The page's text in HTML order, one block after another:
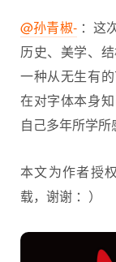
@孙青椒-：这
历史、美学、
一种从无生有
在对字体本身
自己多年所学
本文为作者授
载，谢谢 ：）